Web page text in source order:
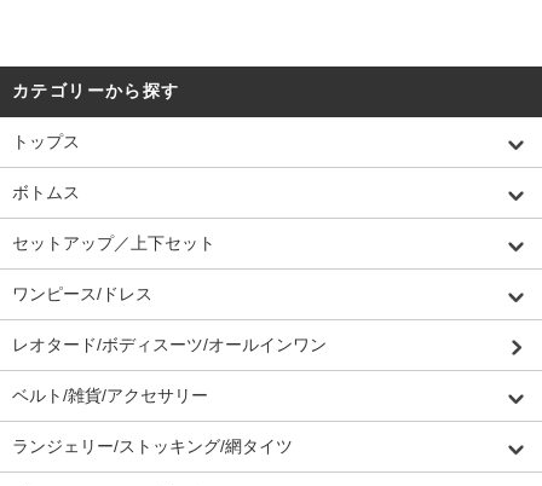
カテゴリーから探す
トップス
ボトムス
セットアップ／上下セット
ワンピース/ドレス
レオタード/ボディスーツ/オールインワン
ベルト/雑貨/アクセサリー
ランジェリー/ストッキング/網タイツ